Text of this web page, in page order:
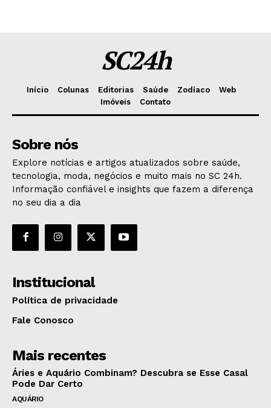
SC24h
Início Colunas Editorias Saúde Zodíaco
Web
Imóveis
Contato
Sobre nós
Explore notícias e artigos atualizados sobre saúde,
tecnologia, moda, negócios e muito mais no SC 24h.
Informação confiável e insights que fazem a diferença
no seu dia a dia
Institucional
Política de privacidade
Fale Conosco
Mais recentes
Áries e Aquário Combinam? Descubra se Esse Casal
Pode Dar Certo
AQUÁRIO